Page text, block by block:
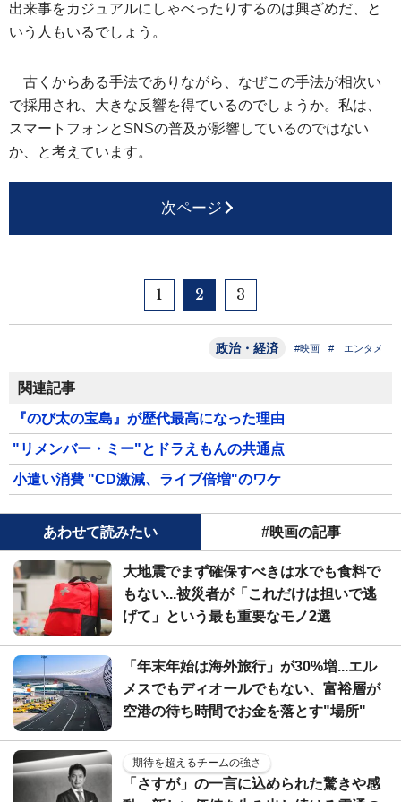
出来事をカジュアルにしゃべったりするのは興ざめだ、と
いう人もいるでしょう。
古くからある手法でありながら、なぜこの手法が相次い
で採用され、大きな反響を得ているのでしょうか。私は、
スマートフォンとSNSの普及が影響しているのではない
か、と考えています。
次ページ
1 2 3
政治・経済 #映画 # エンタメ
関連記事
『のび太の宝島』が歴代最高になった理由
"リメンバー・ミー"とドラえもんの共通点
小遣い消費 "CD激減、ライブ倍増"のワケ
あわせて読みたい #映画の記事
大地震でまず確保すべきは水でも食料で
もない...被災者が「これだけは担いで逃
げて」という最も重要なモノ2選
「年末年始は海外旅行」が30%増...エル
メスでもディオールでもない、富裕層が
空港の待ち時間でお金を落とす"場所"
期待を超えるチームの強さ
「さすが」の一言に込められた驚きや感